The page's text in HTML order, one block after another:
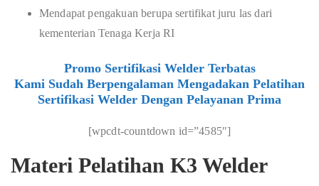
Mendapat pengakuan berupa sertifikat juru las dari
kementerian Tenaga Kerja RI
Promo Sertifikasi Welder Terbatas
Kami Sudah Berpengalaman Mengadakan Pelatihan
Sertifikasi Welder Dengan Pelayanan Prima
[wpcdt-countdown id=”4585″]
Materi Pelatihan K3 Welder